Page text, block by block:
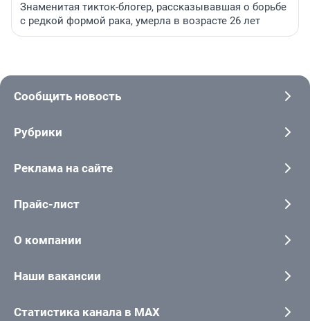
Знаменитая тикток-блогер, рассказывавшая о борьбе
с редкой формой рака, умерла в возрасте 26 лет
Сообщить новость
Рубрики
Реклама на сайте
Прайс-лист
О компании
Наши вакансии
Статистика канала в MAX